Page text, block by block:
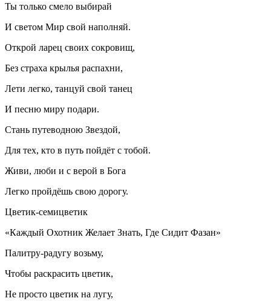
Ты только смело выбирай
И светом Мир свой наполняй.
Открой ларец своих сокровищ,
Без страха крылья распахни,
Лети легко, танцуй свой танец
И песню миру подари.
Стань путеводною Звездой,
Для тех, кто в путь пойдёт с тобой.
Живи, люби и с верой в Бога
Легко пройдёшь свою дорогу.
Цветик-семицветик
«Каждый Охотник Желает Знать, Где Сидит Фазан»
Палитру-радугу возьму,
Чтобы раскрасить цветик,
Не просто цветик на лугу,